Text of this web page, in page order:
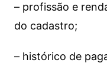
– profissão e
do cadastro;
– histórico de